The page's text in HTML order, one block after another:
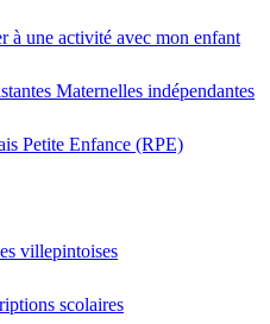
à une activité avec mon enfant
Maternelles indépendantes
Petite Enfance (RPE)
villepintoises
scolaires